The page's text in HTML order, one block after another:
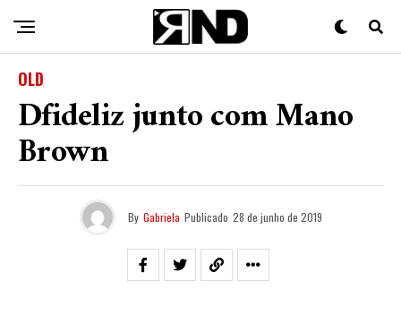
OLD
Dfideliz junto com Mano
Brown
By Gabriela Publicado 28 de junho de 2019